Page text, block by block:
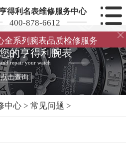
得利名表维修服务中心
400-878-6612
全系列腕表品质检修服务

的亨得利腕表
repair your watch
点击查询
中心 > 常见问题 >